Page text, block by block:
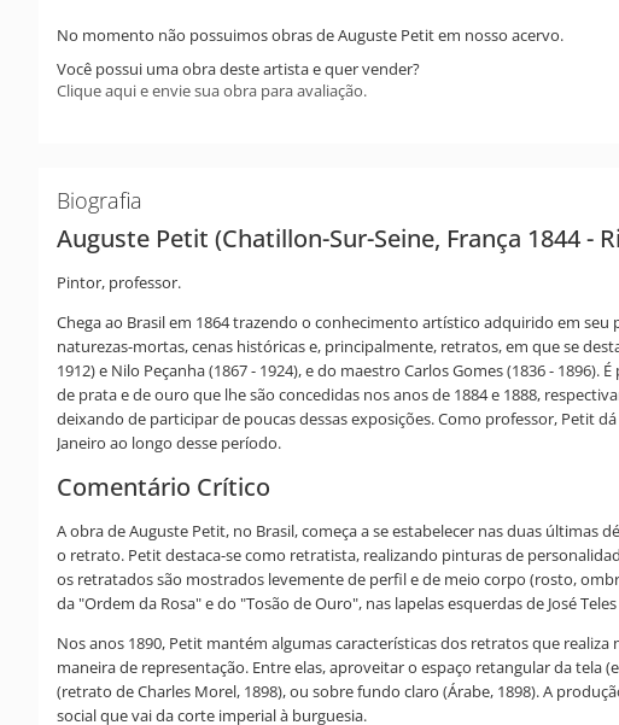
No momento não possuimos obras de Auguste Petit em nosso acervo.
Você possui uma obra deste artista e quer vender?
Clique aqui e envie sua obra para avaliação.
Biografia
Auguste Petit (Chatillon-Sur-Seine, França 1844 -
Pintor, professor.
Chega ao Brasil em 1864 trazendo o conhecimento artístico adquirido em seu
naturezas-mortas, cenas históricas e, principalmente, retratos, em que se
1912) e Nilo Peçanha (1867 - 1924), e do maestro Carlos Gomes (1836 -
de prata e de ouro que lhe são concedidas nos anos de 1884 e 1888,
deixando de participar de poucas dessas exposições. Como professor, Petit
Janeiro ao longo desse período.
Comentário Crítico
A obra de Auguste Petit, no Brasil, começa a se estabelecer nas duas
o retrato. Petit destaca-se como retratista, realizando pinturas de
os retratados são mostrados levemente de perfil e de meio corpo (rosto,
da "Ordem da Rosa" e do "Tosão de Ouro", nas lapelas esquerdas de José
Nos anos 1890, Petit mantém algumas características dos retratos que
maneira de representação. Entre elas, aproveitar o espaço retangular da
(retrato de Charles Morel, 1898), ou sobre fundo claro (Árabe, 1898). A
social que vai da corte imperial à burguesia.